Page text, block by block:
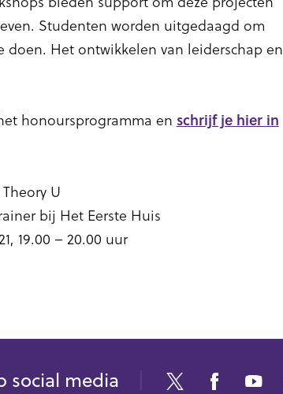
Studenten worden uitgedaagd om
doen. Het ontwikkelen van leiderschap en
honoursprogramma en schrijf je hier in
U
bij Het Eerste Huis
19.00 – 20.00 uur
social media